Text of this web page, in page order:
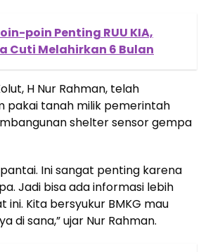
poin Penting RUU KIA,
Cuti Melahirkan 6 Bulan
H Nur Rahman, telah
pakai tanah milik pemerintah
shelter sensor gempa
Ini sangat penting karena
Jadi bisa ada informasi lebih
ini. Kita bersyukur BMKG mau
di sana,” ujar Nur Rahman.